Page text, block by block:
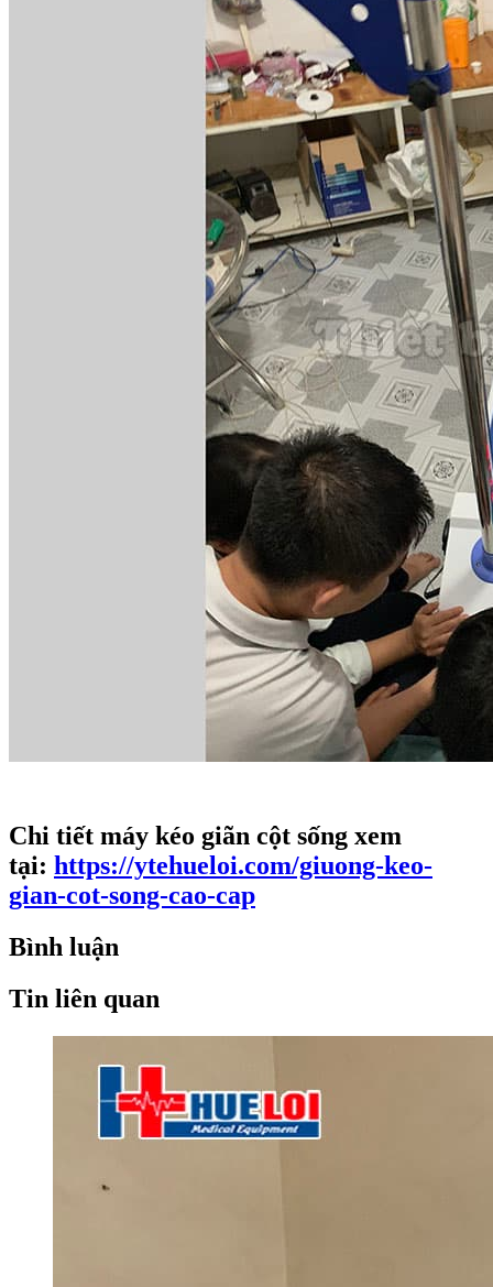
Chi tiết máy kéo giãn cột sống xem
tại: https://ytehueloi.com/giuong-keo-
gian-cot-song-cao-cap
Bình luận
Tin liên quan